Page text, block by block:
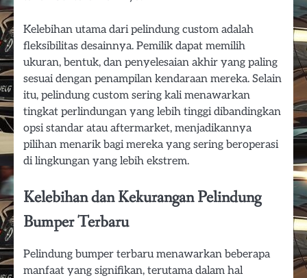
Kelebihan utama dari pelindung custom adalah
fleksibilitas desainnya. Pemilik dapat memilih
ukuran, bentuk, dan penyelesaian akhir yang paling
sesuai dengan penampilan kendaraan mereka. Selain
itu, pelindung custom sering kali menawarkan
tingkat perlindungan yang lebih tinggi dibandingkan
opsi standar atau aftermarket, menjadikannya
pilihan menarik bagi mereka yang sering beroperasi
di lingkungan yang lebih ekstrem.
Kelebihan dan Kekurangan Pelindung
Bumper Terbaru
Pelindung bumper terbaru menawarkan beberapa
manfaat yang signifikan, terutama dalam hal